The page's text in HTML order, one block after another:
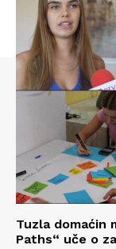
Tuzla domaćin
Paths“ uče o